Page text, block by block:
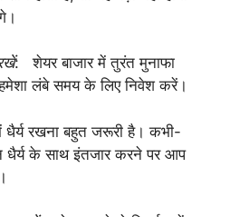
: शेयर बाजार में तुरंत मुनाफा
लंबे समय के लिए निवेश करें।
रखना बहुत जरूरी है। कभी-
धैर्य के साथ इंतजार करने पर आप